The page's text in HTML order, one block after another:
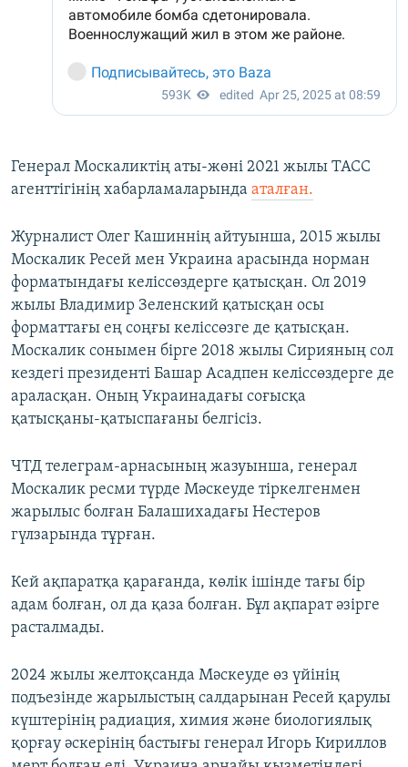
Генерал Москаликтің аты-жөні 2021 жылы ТАСС
агенттігінің хабарламаларында аталған.
Журналист Олег Кашиннің айтуынша, 2015 жылы
Москалик Ресей мен Украина арасында норман
форматындағы келіссөздерге қатысқан. Ол 2019
жылы Владимир Зеленский қатысқан осы
форматтағы ең соңғы келіссөзге де қатысқан.
Москалик сонымен бірге 2018 жылы Сирияның сол
кездегі президенті Башар Асадпен келіссөздерге де
араласқан. Оның Украинадағы соғысқа
қатысқаны-қатыспағаны белгісіз.
ЧТД телеграм-арнасының жазуынша, генерал
Москалик ресми түрде Мәскеуде тіркелгенмен
жарылыс болған Балашихадағы Нестеров
гүлзарында тұрған.
Кей ақпаратқа қарағанда, көлік ішінде тағы бір
адам болған, ол да қаза болған. Бұл ақпарат әзірге
расталмады.
2024 жылы желтоқсанда Мәскеуде өз үйінің
подъезінде жарылыстың салдарынан Ресей қарулы
күштерінің радиация, химия және биологиялық
қорғау әскерінің бастығы генерал Игорь Кириллов